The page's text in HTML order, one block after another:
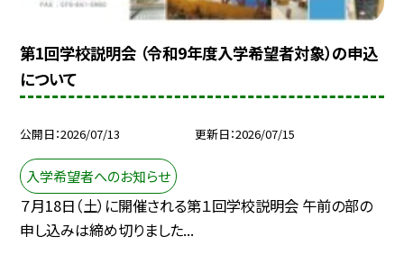
第1回学校説明会 （令和9年度入学希望者対象）の申込
について
公開日 2026/07/13 更新日 2026/07/15
入学希望者へのお知らせ
７月18日（土）に開催される第１回学校説明会 午前の部の
申し込みは締め切りました...